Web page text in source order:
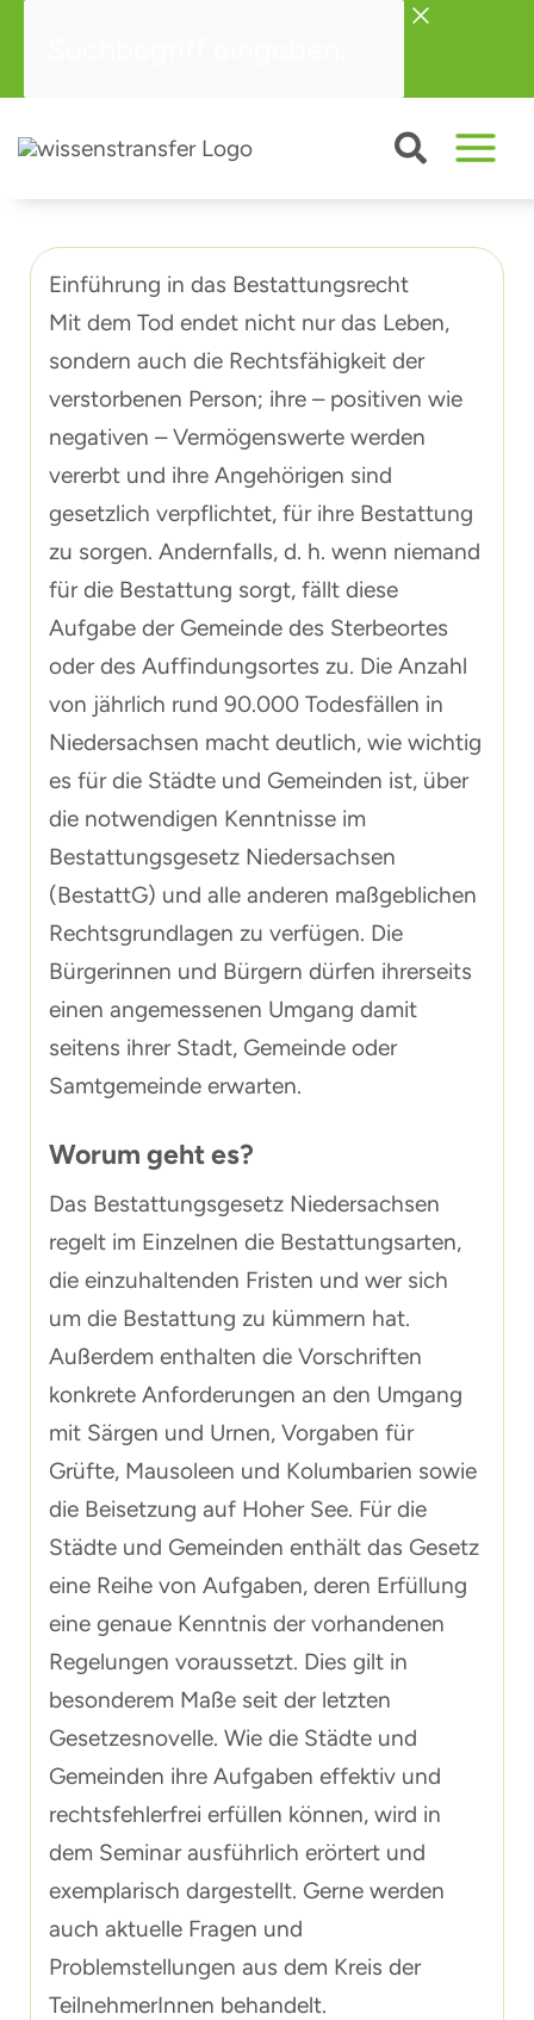
springen
Einführung in das Bestattungsrecht
Mit dem Tod endet nicht nur das Leben,
sondern auch die Rechtsfähigkeit der
verstorbenen Person; ihre – positiven wie
negativen – Vermögenswerte werden
vererbt und ihre Angehörigen sind
gesetzlich verpflichtet, für ihre Bestattung
zu sorgen. Andernfalls, d. h. wenn niemand
für die Bestattung sorgt, fällt diese
Aufgabe der Gemeinde des Sterbeortes
oder des Auffindungsortes zu. Die Anzahl
von jährlich rund 90.000 Todesfällen in
Niedersachsen macht deutlich, wie wichtig
es für die Städte und Gemeinden ist, über
die notwendigen Kenntnisse im
Bestattungsgesetz Niedersachsen
(BestattG) und alle anderen maßgeblichen
Rechtsgrundlagen zu verfügen. Die
Bürgerinnen und Bürgern dürfen ihrerseits
einen angemessenen Umgang damit
seitens ihrer Stadt, Gemeinde oder
Samtgemeinde erwarten.
Worum geht es?
Das Bestattungsgesetz Niedersachsen
regelt im Einzelnen die Bestattungsarten,
die einzuhaltenden Fristen und wer sich
um die Bestattung zu kümmern hat.
Außerdem enthalten die Vorschriften
konkrete Anforderungen an den Umgang
mit Särgen und Urnen, Vorgaben für
Grüfte, Mausoleen und Kolumbarien sowie
die Beisetzung auf Hoher See. Für die
Städte und Gemeinden enthält das Gesetz
eine Reihe von Aufgaben, deren Erfüllung
eine genaue Kenntnis der vorhandenen
Regelungen voraussetzt. Dies gilt in
besonderem Maße seit der letzten
Gesetzesnovelle. Wie die Städte und
Gemeinden ihre Aufgaben effektiv und
rechtsfehlerfrei erfüllen können, wird in
dem Seminar ausführlich erörtert und
exemplarisch dargestellt. Gerne werden
auch aktuelle Fragen und
Problemstellungen aus dem Kreis der
TeilnehmerInnen behandelt.